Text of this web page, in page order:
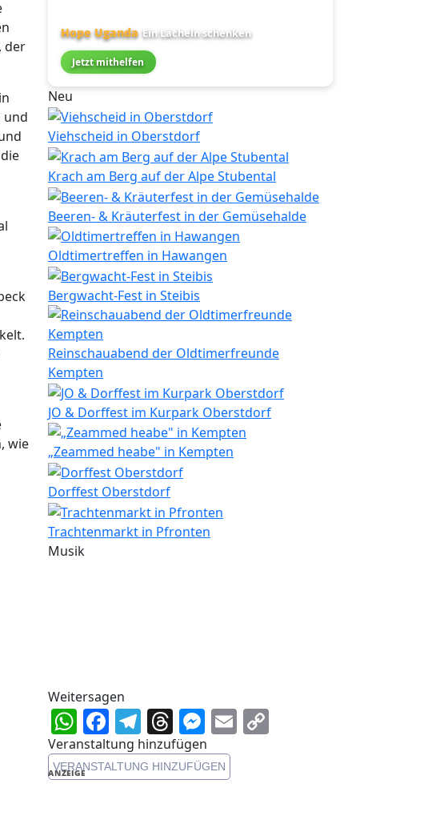
der
und
wie
Hope Uganda Ein Lächeln schenken
Jetzt mithelfen
Neu
Viehscheid in Oberstdorf
Krach am Berg auf der Alpe Stubental
Beeren- & Kräuterfest in der Gemüsehalde
Oldtimertreffen in Hawangen
Bergwacht-Fest in Steibis
Reinschauabend der Oldtimerfreunde
Kempten
JO & Dorffest im Kurpark Oberstdorf
„Zeammed heabe" in Kempten
Dorffest Oberstdorf
Trachtenmarkt in Pfronten
Musik
Weitersagen
WhatsApp
Facebook
Telegram
Threads
Messenger
Email
Veranstaltung hinzufügen
VERANSTALTUNG HINZUFÜGEN
ANZEIGE